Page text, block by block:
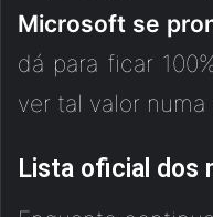
Microsoft se
dá para ficar
ver tal valor
Lista oficial dos